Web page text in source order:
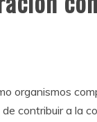
organismos
contribuir a la